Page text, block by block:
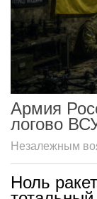
Армия
логово
Незалежным
Ноль